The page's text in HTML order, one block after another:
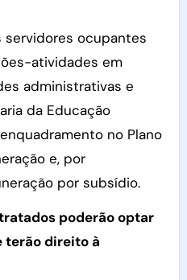
servidores ocupantes
atividades em
administrativas e
da Educação
no Plano
e, por
por subsídio.
poderão optar
terão direito à